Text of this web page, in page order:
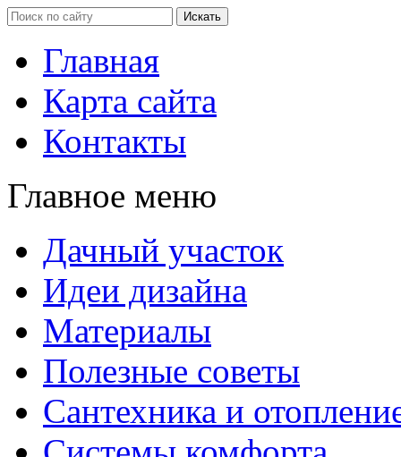
Главная
Карта сайта
Контакты
Главное меню
Дачный участок
Идеи дизайна
Материалы
Полезные советы
Сантехника и